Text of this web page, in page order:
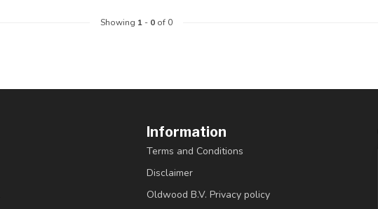
Showing 1- 0of 0
Information
Terms and Conditions
Disclaimer
Oldwood B.V. Privacy policy